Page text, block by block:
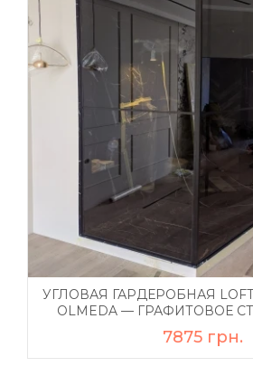
УГЛОВАЯ ГАРДЕРОБНАЯ
OLMEDA — ГРАФИТОВОЕ
7875 грн.